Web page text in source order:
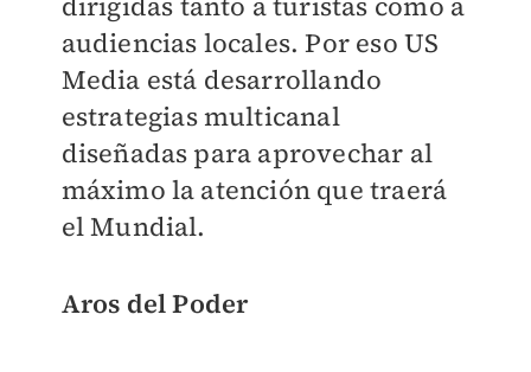
audiencias locales. Por eso US
Media está desarrollando
estrategias multicanal
diseñadas para aprovechar al
máximo la atención que traerá
el Mundial.
Aros del Poder